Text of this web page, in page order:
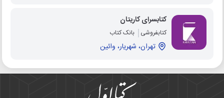
کتابسرای کاریتان
کتابفروشی بانک کتاب
تهران، شهریار، وائین